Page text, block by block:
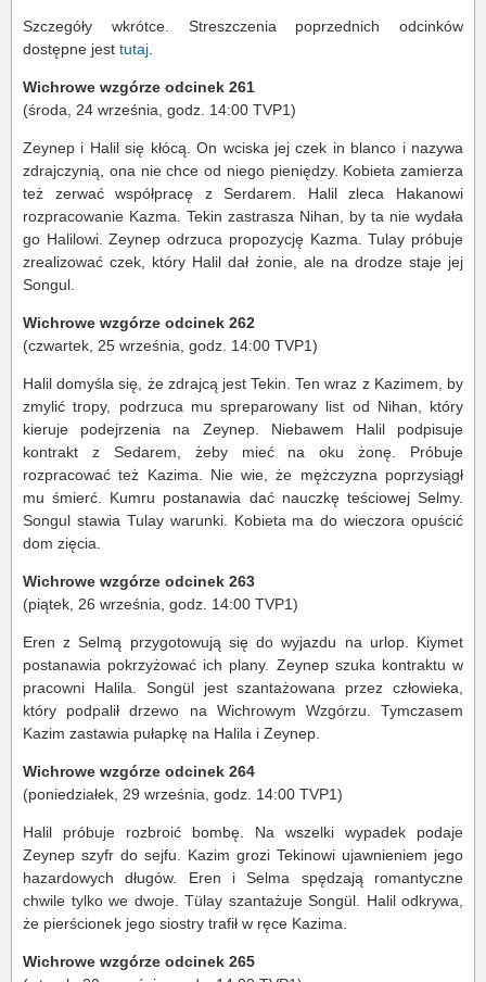
Szczegóły wkrótce. Streszczenia poprzednich odcinków
dostępne jest tutaj
Wichrowe wzgórze odcinek 261
(środa, 24 września, godz. 14:00 TVP1)
Zeynep i Halil się kłócą. On wciska jej czek in blanco i nazywa
zdrajczynią, ona nie chce od niego pieniędzy. Kobieta zamierza
też zerwać współpracę z Serdarem. Halil zleca Hakanowi
rozpracowanie Kazma. Tekin zastrasza Nihan, by ta nie wydała
go Halilowi. Zeynep odrzuca propozycję Kazma. Tulay próbuje
zrealizować czek, który Halil dał żonie, ale na drodze staje jej
Songul.
Wichrowe wzgórze odcinek 262
(czwartek, 25 września, godz. 14:00 TVP1)
Halil domyśla się, że zdrajcą jest Tekin. Ten wraz z Kazimem, by
zmylić tropy, podrzuca mu spreparowany list od Nihan, który
kieruje podejrzenia na Zeynep. Niebawem Halil podpisuje
kontrakt z Sedarem, żeby mieć na oku żonę. Próbuje
rozpracować też Kazima. Nie wie, że mężczyzna poprzysiągł
mu śmierć. Kumru postanawia dać nauczkę teściowej Selmy.
Songul stawia Tulay warunki. Kobieta ma do wieczora opuścić
dom zięcia.
Wichrowe wzgórze odcinek 263
(piątek, 26 września, godz. 14:00 TVP1)
Eren z Selmą przygotowują się do wyjazdu na urlop. Kiymet
postanawia pokrzyżować ich plany. Zeynep szuka kontraktu w
pracowni Halila. Songül jest szantażowana przez człowieka,
który podpalił drzewo na Wichrowym Wzgórzu. Tymczasem
Kazim zastawia pułapkę na Halila i Zeynep.
Wichrowe wzgórze odcinek 264
(poniedziałek, 29 września, godz. 14:00 TVP1)
Halil próbuje rozbroić bombę. Na wszelki wypadek podaje
Zeynep szyfr do sejfu. Kazim grozi Tekinowi ujawnieniem jego
hazardowych długów. Eren i Selma spędzają romantyczne
chwile tylko we dwoje. Tülay szantażuje Songül. Halil odkrywa,
że pierścionek jego siostry trafił w ręce Kazima.
Wichrowe wzgórze odcinek 265